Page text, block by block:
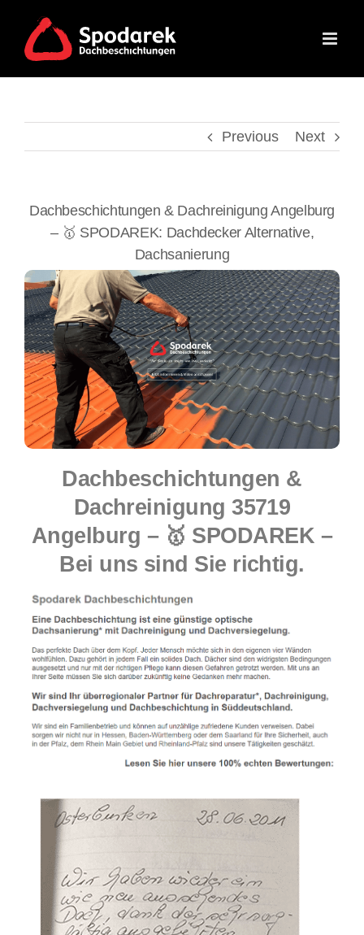
content
Previous Next
Dachbeschichtungen & Dachreinigung Angelburg
– 🥇 SPODAREK: Dachdecker Alternative,
Dachsanierung
Dachbeschichtungen &
Dachreinigung 35719
Angelburg – 🥇 SPODAREK –
Bei uns sind Sie richtig.